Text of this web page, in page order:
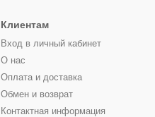
Клиентам
Вход в личный кабинет
О нас
Оплата и доставка
Обмен и возврат
Контактная информация